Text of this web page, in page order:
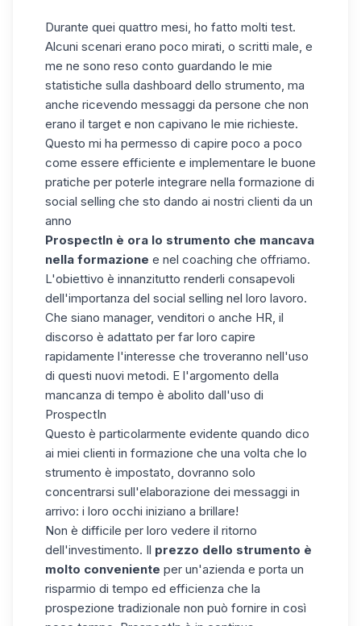
Durante quei quattro mesi, ho fatto molti test.
Alcuni scenari erano poco mirati, o scritti male, e
me ne sono reso conto guardando le mie
statistiche sulla dashboard dello strumento, ma
anche ricevendo messaggi da persone che non
erano il target e non capivano le mie richieste.
Questo mi ha permesso di capire poco a poco
come essere efficiente e implementare le buone
pratiche per poterle integrare nella formazione di
social selling che sto dando ai nostri clienti da un
anno
ProspectIn è ora lo strumento che mancava
nella formazione e nel coaching che offriamo.
L'obiettivo è innanzitutto renderli consapevoli
dell'importanza del social selling nel loro lavoro.
Che siano manager, venditori o anche HR, il
discorso è adattato per far loro capire
rapidamente l'interesse che troveranno nell'uso
di questi nuovi metodi. E l'argomento della
mancanza di tempo è abolito dall'uso di
ProspectIn
Questo è particolarmente evidente quando dico
ai miei clienti in formazione che una volta che lo
strumento è impostato, dovranno solo
concentrarsi sull'elaborazione dei messaggi in
arrivo: i loro occhi iniziano a brillare!
Non è difficile per loro vedere il ritorno
dell'investimento. Il prezzo dello strumento è
molto conveniente per un'azienda e porta un
risparmio di tempo ed efficienza che la
prospezione tradizionale non può fornire in così